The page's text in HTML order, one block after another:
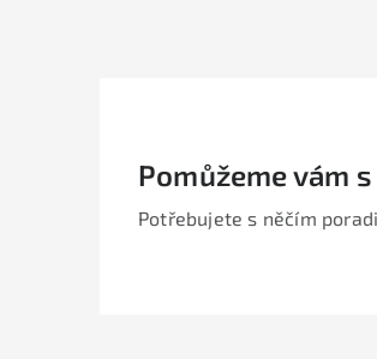
Pomůžeme vám
Potřebujete s něčím